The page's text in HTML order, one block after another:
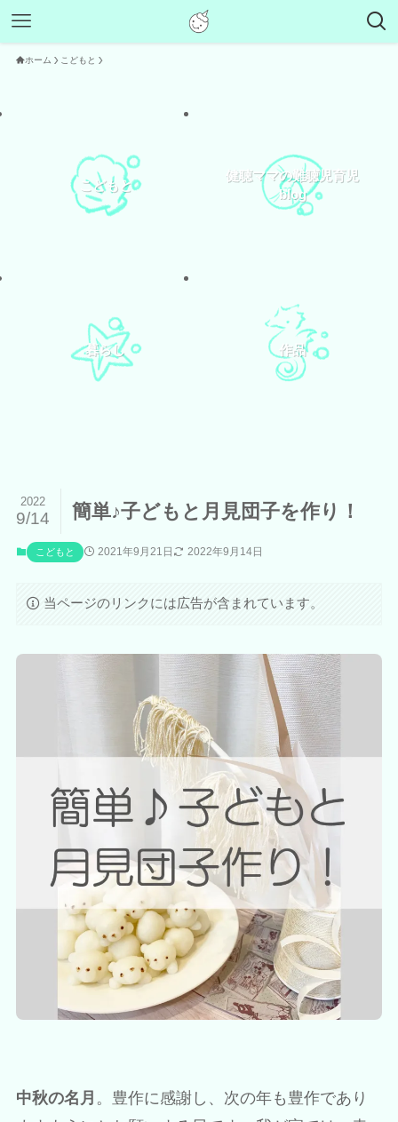
ホーム こどもと
こどもと
健聴ママの難聴児育児
blog
暮らし 作品
簡単♪子どもと月見団子を作り！
2022
9/14
こどもと 2021年9月21日 2022年9月14日
当ページのリンクには広告が含まれています。
中秋の名月 。豊作に感謝し、次の年も豊作であり